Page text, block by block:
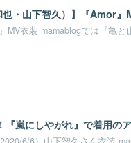
也・山下智久）】『Amor
MV衣装 mamablogでは『亀
『嵐にしやがれ』で着用の